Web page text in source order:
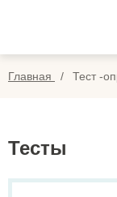
Главная
Тест -
Тесты